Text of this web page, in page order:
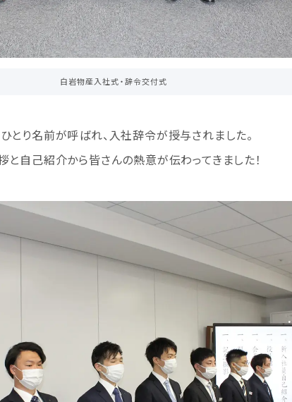
白岩物産入社式・辞令交付式
とり名前が呼ばれ、入社辞令が授与されました。
と自己紹介から皆さんの熱意が伝わってきました！